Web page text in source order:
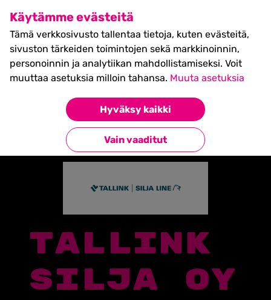
Käytämme evästeitä
Tämä verkkosivusto tallentaa tietoja, kuten evästeitä,
sivuston tärkeiden toimintojen sekä markkinoinnin,
personoinnin ja analytiikan mahdollistamiseksi. Voit
muuttaa asetuksia milloin tahansa. Muuta asetuksia
Hyväksy kaikki
Vain vaaditut
SHIFT Business Festival
27.5.2027, Turku - liput
myynnissä nyt! >>
Partners»Tallink Silja Oy
Takaisin kumppaneihin
TALLINK
SILJA OY